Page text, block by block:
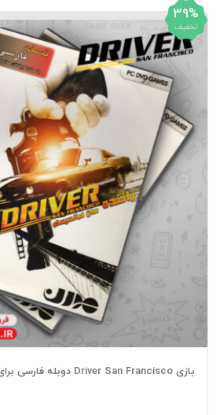
39%
تخفیف
بازی Driver San Francisco دوبله فارسی برای کامپیوتر